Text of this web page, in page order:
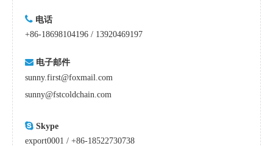
 电话
+86-18698104196 / 13920469197
 电子邮件
sunny.first@foxmail.com
sunny@fstcoldchain.com
 Skype
export0001 / +86-18522730738